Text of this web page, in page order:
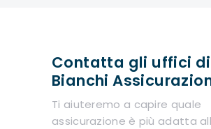
Contatta gli uffici di
Bianchi
Ti aiuteremo a capire quale
assicurazione è più adatta